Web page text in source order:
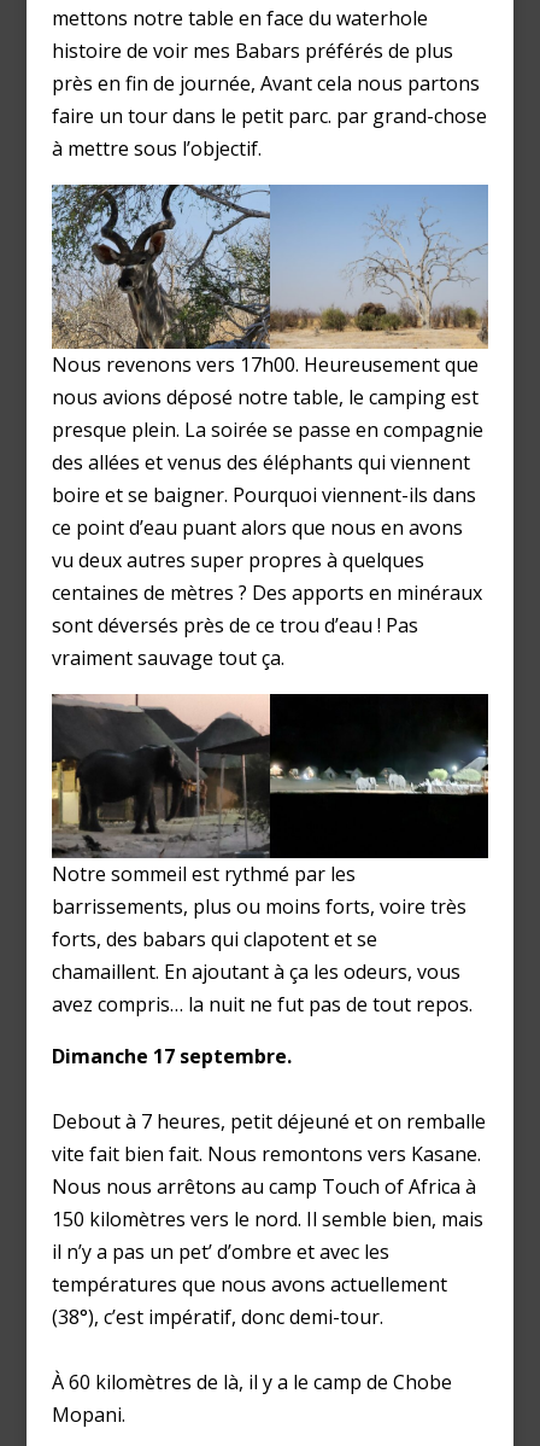
mettons notre table en face du waterhole
histoire de voir mes Babars préférés de plus
près en fin de journée, Avant cela nous partons
faire un tour dans le petit parc. par grand-chose
à mettre sous l’objectif.
Nous revenons vers 17h00. Heureusement que
nous avions déposé notre table, le camping est
presque plein. La soirée se passe en compagnie
des allées et venus des éléphants qui viennent
boire et se baigner. Pourquoi viennent-ils dans
ce point d’eau puant alors que nous en avons
vu deux autres super propres à quelques
centaines de mètres ? Des apports en minéraux
sont déversés près de ce trou d’eau ! Pas
vraiment sauvage tout ça.
Notre sommeil est rythmé par les
barrissements, plus ou moins forts, voire très
forts, des babars qui clapotent et se
chamaillent. En ajoutant à ça les odeurs, vous
avez compris… la nuit ne fut pas de tout repos.
Dimanche 17 septembre.
Debout à 7 heures, petit déjeuné et on remballe
vite fait bien fait. Nous remontons vers Kasane.
Nous nous arrêtons au camp Touch of Africa à
150 kilomètres vers le nord. Il semble bien, mais
il n’y a pas un pet’ d’ombre et avec les
températures que nous avons actuellement
(38°), c’est impératif, donc demi-tour.
À 60 kilomètres de là, il y a le camp de Chobe
Mopani.